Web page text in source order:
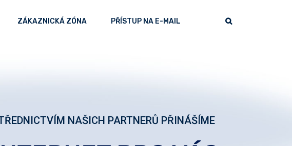
ZÁKAZNICKÁ ZÓNA PŘÍSTUP NA E-MAIL
NAŠICH PARTNERŮ PŘINÁŠÍME